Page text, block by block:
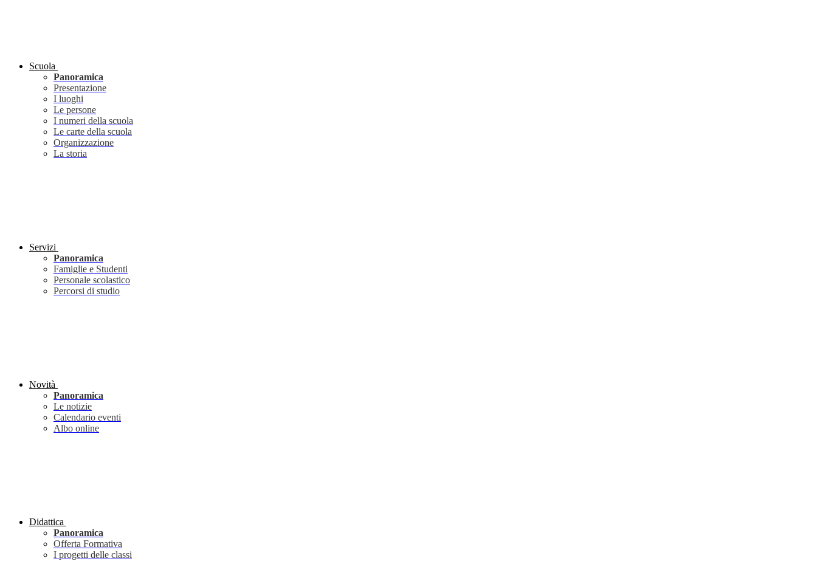
Scuola
Panoramica
Presentazione
I luoghi
Le persone
I numeri della scuola
Le carte della scuola
Organizzazione
La storia
Servizi
Panoramica
Famiglie e Studenti
Personale scolastico
Percorsi di studio
Novità
Panoramica
Le notizie
Calendario eventi
Albo online
Didattica
Panoramica
Offerta Formativa
I progetti delle classi